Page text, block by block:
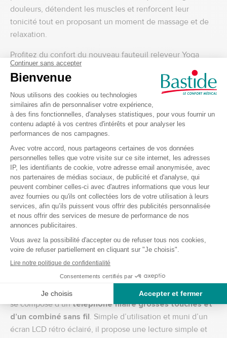
douleurs, détendent les muscles et renforcent leur
tonicité tout en proposant un moment de massage et de
relaxation.
Profitez du confort du nouveau fauteuil releveur Yoga
Visco 2 moteurs. Il possède une mousse viscoflex
nouvelle génération qui offre un moment de détente et de
relaxation agréable. Doté de la position «
zéro gravité»,
le fauteuil Yoga visco permet desoulager les points de
pressionde son utilisateur et de relâcher les tensions au
niveau de la colonne vertébrale. La nouveauté sur ce
fauteuil est qu’il peut être totalement
autonome
grâce à
sa batterie (vendue séparément). Celle-ci rend le fauteuil
releveurnomade et facilement déplaçable.
Pour passer un hiver au chaud, notregamme de produits
chauffantspropose par exemple une compresse de lin
chaud/froid, unoreiller chauffant, uncoussin chauffant
bien d’autres produits cosy et réconfortants.
Des produits pour rester connectés
Pour rester en contact avec vos proches, découvrez nos
téléphones dédiés aux séniors. Le
téléphone sera comby
se compose d’untéléphone filaire grosses touches et
d’un combiné sans fil. Simple d’utilisation et muni d’un
écran LCD rétro éclairé, il propose une lecture simple et